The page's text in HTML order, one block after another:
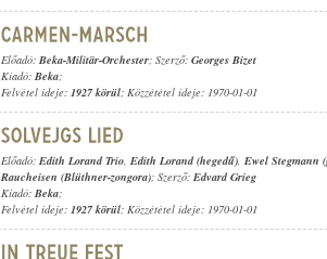
Előadó: Beka-Militär-Orchester; Szerző: Georges Bizet
Kiadó: Beka;
Felvétel ideje: 1927 körül; Közzététel ideje: 1970-01-01
Előadó: Edith Lorand Trio, Edith Lorand (hegedű), Ewel Stegmann
Raucheisen (Blüthner-zongora); Szerző: Edvard Grieg
Kiadó: Beka;
Felvétel ideje: 1927 körül; Közzététel ideje: 1970-01-01